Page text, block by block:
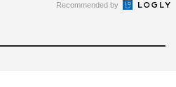
Recommended by